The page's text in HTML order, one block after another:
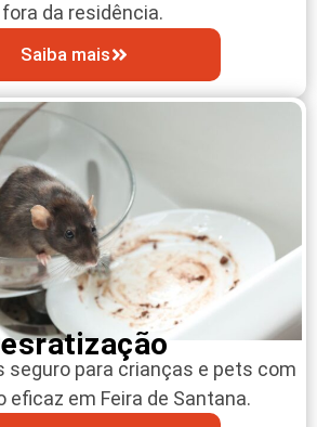
fora da residência.
Saiba mais
seguro para crianças e pets com
eficaz em Feira de Santana.